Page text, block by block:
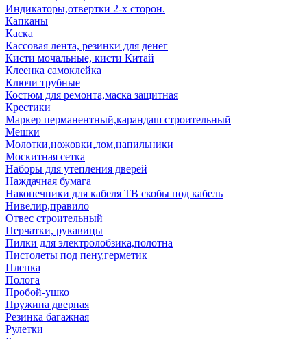
Индикаторы,отвертки 2-х сторон.
Капканы
Каска
Кассовая лента, резинки для денег
Кисти мочальные, кисти Китай
Клеенка самоклейка
Ключи трубные
Костюм для ремонта,маска защитная
Крестики
Маркер перманентный,карандаш строительный
Мешки
Молотки,ножовки,лом,напильники
Москитная сетка
Наборы для утепления дверей
Наждачная бумага
Наконечники для кабеля ТВ скобы под кабель
Нивелир,правило
Отвес строительный
Перчатки, рукавицы
Пилки для электролобзика,полотна
Пистолеты под пену,герметик
Пленка
Полога
Пробой-ушко
Пружина дверная
Резинка багажная
Рулетки